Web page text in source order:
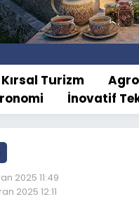
Kırsal Turizm Agro
İnovatif
2025 11:49
2025 12:11